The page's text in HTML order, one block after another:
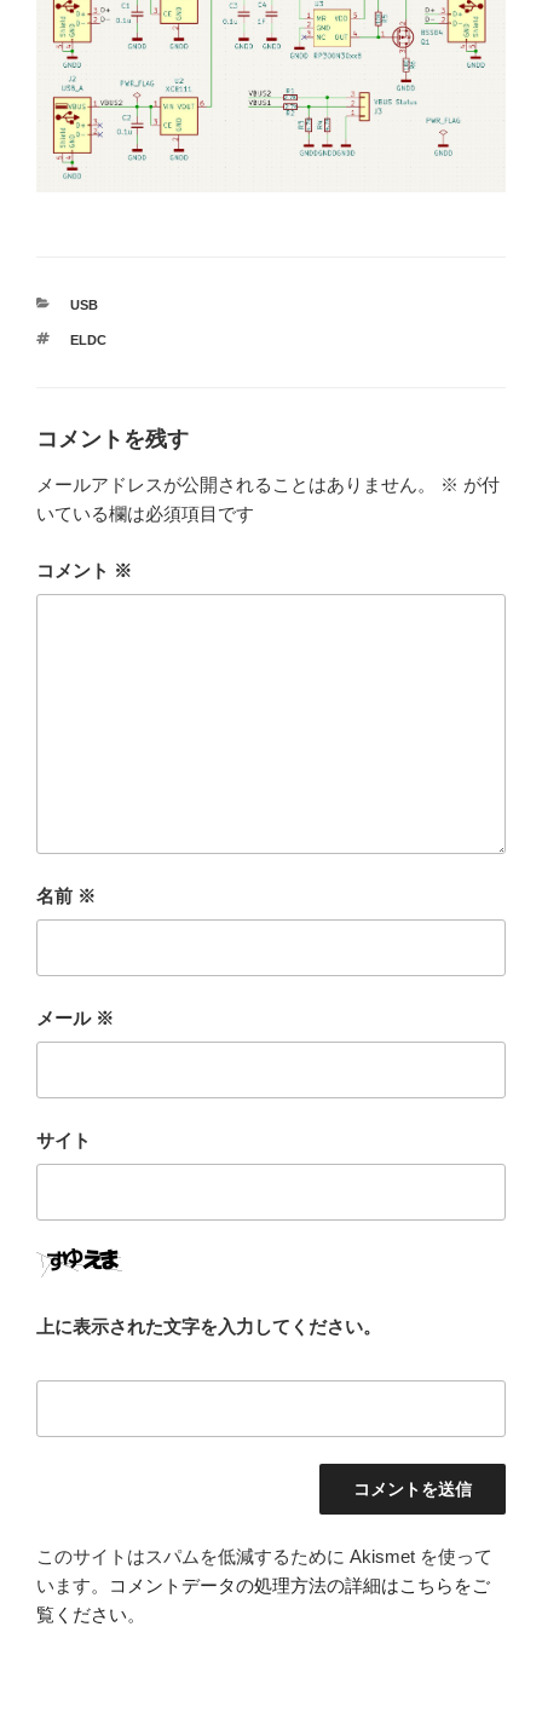
カ
ゴ
USB
タ
ELDC
コメントを残す
メールアドレスが公開されることはありません。 ※ が付
いている欄は必須項目です
コメント ※
名前 ※
メール ※
サイト
上に表示された文字を入力してください。
このサイトはスパムを低減するために Akismet を使って
います。
コメントデータの処理方法の詳細はこちらをご
覧ください。